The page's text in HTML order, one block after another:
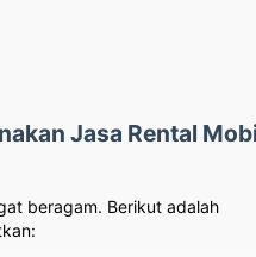
Jasa Rental
beragam. Berikut adalah